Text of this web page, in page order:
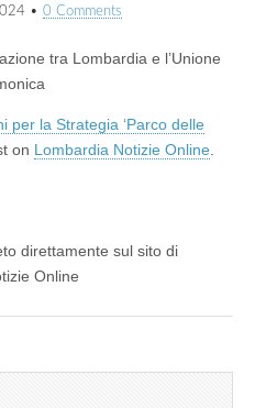
• 0 Comments
tra Lombardia e l’Unione
per la Strategia ‘Parco delle
on Lombardia Notizie Online
direttamente sul sito di
Online